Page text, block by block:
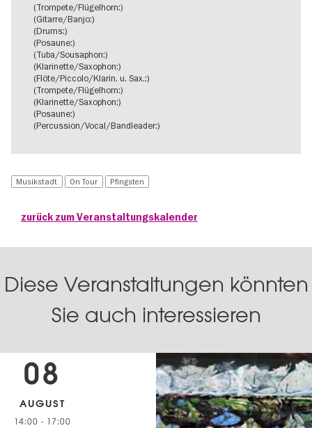
(Trompete/Flügelhorn:)
(Gitarre/Banjo:)
(Drums:)
(Posaune:)
(Tuba/Sousaphon:)
(Klarinette/Saxophon:)
(Flöte/Piccolo/Klarin. u. Sax.:)
(Trompete/Flügelhorn:)
(Klarinette/Saxophon:)
(Posaune:)
(Percussion/Vocal/Bandleader:)
Musikstadt On Tour Pfingsten
zurück zum Veranstaltungskalender
Diese Veranstaltungen könnten
Sie auch interessieren
08
AUGUST
14:00 - 17:00